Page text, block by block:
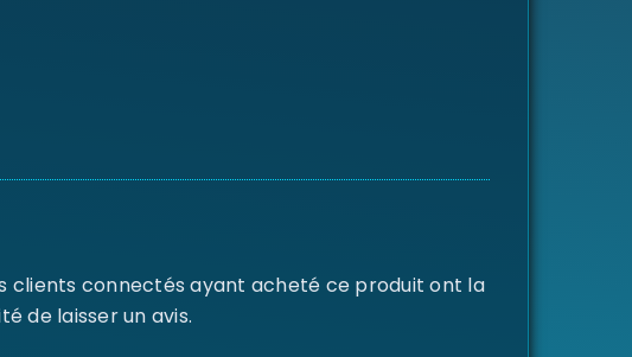
clients connectés ayant acheté ce produit ont la
de laisser un avis.